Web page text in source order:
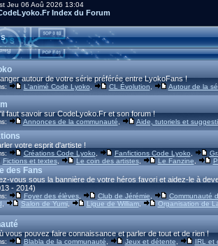
Jeu 06 Aoû 2026 13:04
Index du Forum
autour de votre série préférée entre LyokoFans !
L'animé Code Lyoko, CL Évolution Autour de la
faut savoir sur CodeLyoko.Fr et son forum !
Annonces de la communauté, Aide, tutoriels et
votre esprit d'artiste !
Créations Code Lyoko, Fanfictions Code Lyoko,
Fictions et textes, Le coin des artistes, Le Fanzine
des Fans
vous sous la bannière de votre héros favori et aidez-le à
- 2014)
Foyer des élèves, Club de Jérémie
Communauté
Salon de Yumi, Ligue de William,
Organisation de
vous pouvez faire connaissance et parler de tout et de rien !
Blabla de la communauté, Jeux et détente, IRL et